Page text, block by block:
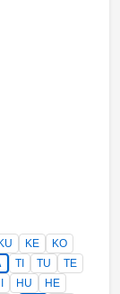
KU KE
KO
TI TU
TE
HU
HE